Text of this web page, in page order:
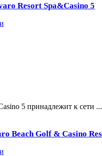
Resort Spa&Casino 5
5 принадлежит к сети ...
Beach Golf & Casino